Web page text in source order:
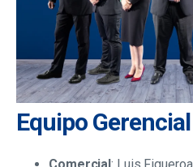
Equipo Gerencial
Comercial: Luis Figueroa